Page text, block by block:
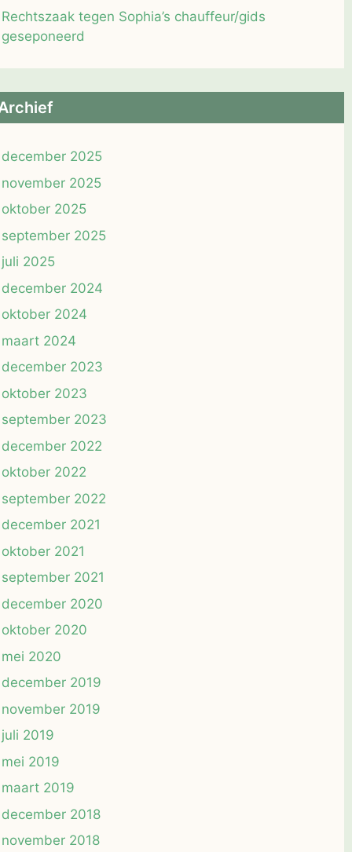
Rechtszaak tegen Sophia’s chauffeur/gids
geseponeerd
december 2025
november 2025
oktober 2025
september 2025
juli 2025
december 2024
oktober 2024
maart 2024
december 2023
oktober 2023
september 2023
december 2022
oktober 2022
september 2022
december 2021
oktober 2021
september 2021
december 2020
oktober 2020
mei 2020
december 2019
november 2019
juli 2019
mei 2019
maart 2019
december 2018
november 2018